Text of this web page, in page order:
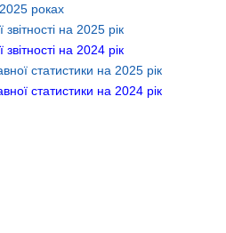
роках
на 2025 рік
на 2024 рік
статистики на 2025 рік
статистики на 2024 рік